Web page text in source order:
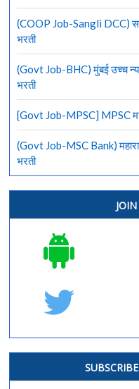
(COOP Job-Sangli DCC)
भरती
(Govt Job-BHC) मुंबई उच्च
भरती
[Govt Job-MPSC] MPSC
(Govt Job-MSC Bank)
भरती